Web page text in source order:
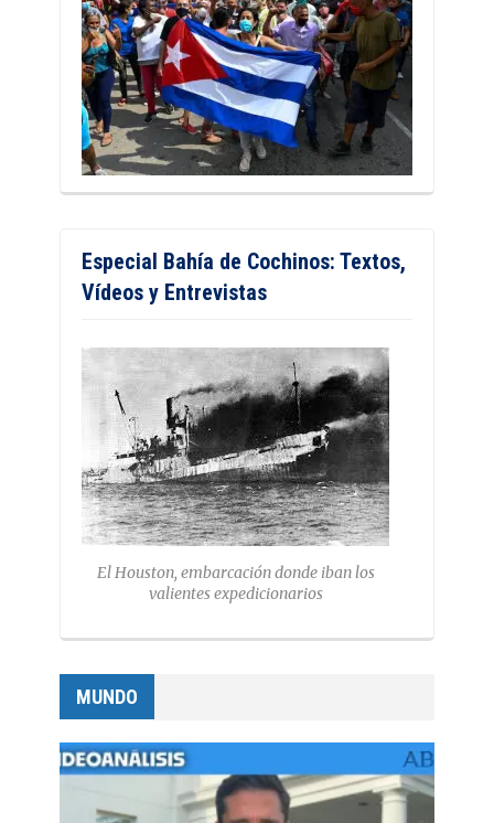
Especial Bahía de Cochinos: Textos,
Vídeos y Entrevistas
El Houston, embarcación donde iban los
valientes expedicionarios
MUNDO